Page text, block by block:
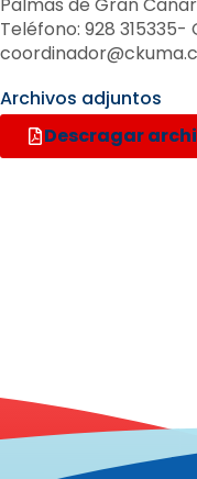
Teléfono: 928
Archivos adjuntos
Descragar